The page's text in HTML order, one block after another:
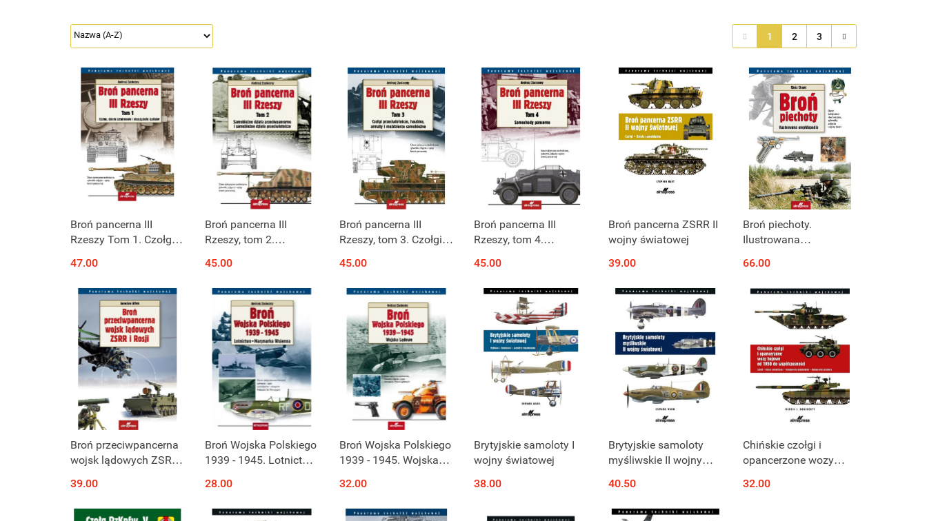
1 2 3
Broń pancerna III
Rzeszy Tom 1. Czołgi,
niszczyciele czołgów
47.00
Broń pancerna III
Rzeszy, tom 2.
przeciwpancerne i
samobieżne działa
przeciwlotnicze
45.00
Broń pancerna III
Rzeszy, tom 3. Czołgi
haubice, armaty i
moździerze
samobieżne
45.00
Broń pancerna III
Rzeszy, tom 4.
45.00
Broń pancerna ZSRR II
wojny światowej
39.00
Broń piechoty.
Ilustrowana
66.00
Broń przeciwpancerna
wojsk lądowych ZSRR i
39.00
Broń Wojska Polskiego
1939 - 1945. Lotnictwo
28.00
Broń Wojska Polskiego
1939 - 1945. Wojska
32.00
Brytyjskie samoloty I
wojny światowej
38.00
Brytyjskie samoloty
myśliwskie II wojny
40.50
Chińskie czołgi i
opancerzone wozy
współczesności
32.00